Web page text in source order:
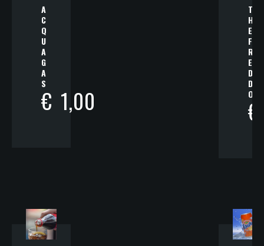
A
C
Q
U
A
G
A
S
€ 1,00
T
H
E
F
R
E
D
D
O
€